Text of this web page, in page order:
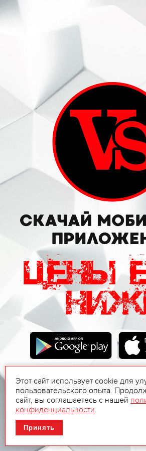
ВИННЫЙ СКЛАД
Этот сайт использует cookie для
пользовательского опыта.
сайт, вы соглашаетесь с нашей
конфиденциальности.
Принять